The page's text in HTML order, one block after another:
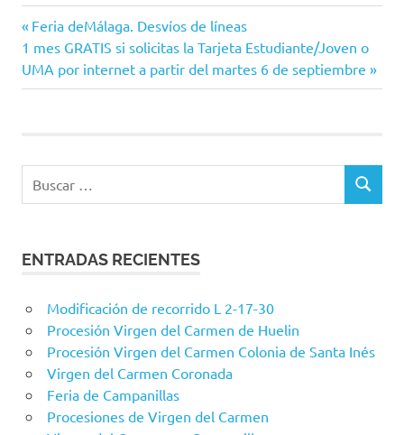
Navegación
de
Entrada
anterior:
Feria deMálaga. Desvíos de líneas
Siguiente
entrada:
1 mes GRATIS si solicitas la Tarjeta Estudiante/Joven o
UMA por internet a partir del martes 6 de septiembre
BUSCAR
ENTRADAS RECIENTES
Modificación de recorrido L 2-17-30
Procesión Virgen del Carmen de Huelin
Procesión Virgen del Carmen Colonia de Santa Inés
Virgen del Carmen Coronada
Feria de Campanillas
Procesiones de Virgen del Carmen